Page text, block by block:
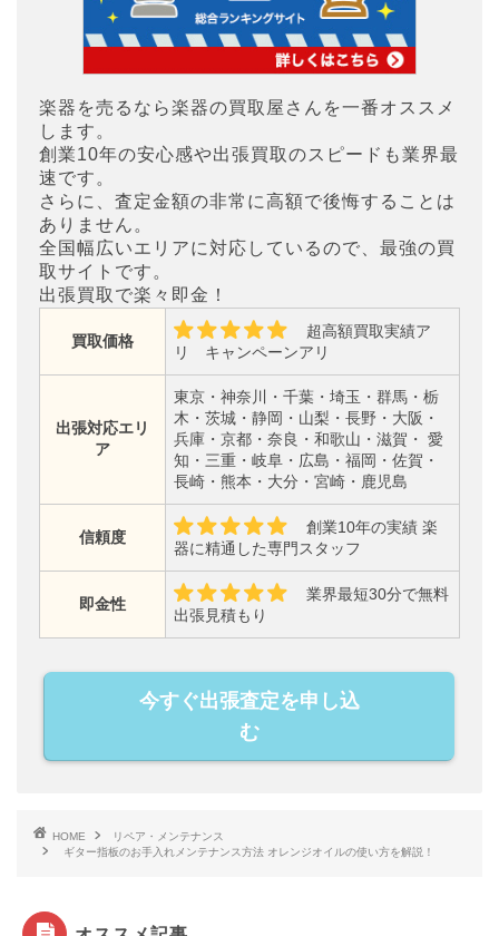
楽器を売るなら楽器の買取屋さんを一番オススメ
します。
創業10年の安心感や出張買取のスピードも業界最
速です。
さらに、査定金額の非常に高額で後悔することは
ありません。
全国幅広いエリアに対応しているので、最強の買
取サイトです。
出張買取で楽々即金！
買取価格
超高額買取実績ア
リ キャンペーンアリ
出張対応エリ
ア
東京・神奈川・千葉・埼玉・群馬・栃
木・茨城・静岡・山梨・長野・大阪・
兵庫・京都・奈良・和歌山・滋賀・ 愛
知・三重・岐阜・広島・福岡・佐賀・
長崎・熊本・大分・宮崎・鹿児島
信頼度
創業10年の実績 楽
器に精通した専門スタッフ
即金性
業界最短30分で無料
出張見積もり
今すぐ出張査定を申し込
む
HOME
リペア・メンテナンス
ギター指板のお手入れメンテナンス方法 オレンジオイルの使い方を解説！